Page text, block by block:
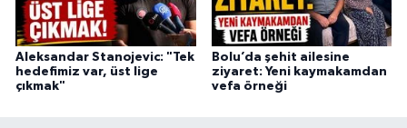
Aleksandar Stanojevic: "Tek
hedefimiz var, üst lige
çıkmak"
Bolu’da şehit ailesine
ziyaret: Yeni kaymakamdan
vefa örneği